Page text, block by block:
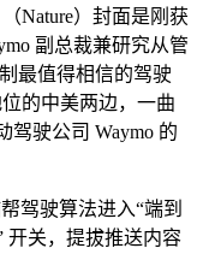
Nature）封面是刚获
副总裁兼研究从管
最值得相信的驾驶
位的中美两边，一曲
驾驶公司 Waymo 的
驶算法进入“端到
开关，提拔推送内容